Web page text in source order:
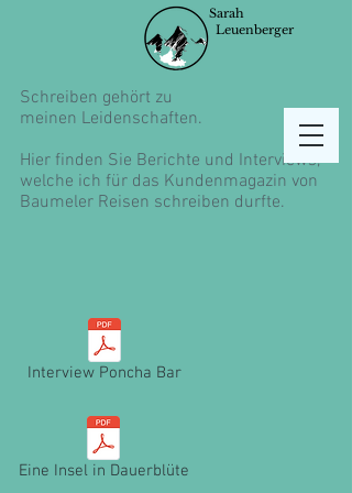
Sarah
Leuenberger
Schreiben gehört zu
meinen Leidenschaften.
Hier finden Sie Berichte und Interviews,
welche ich für das Kundenmagazin von
Baumeler Reisen schreiben durfte.
Interview Poncha Bar
Eine Insel in Dauerblüte